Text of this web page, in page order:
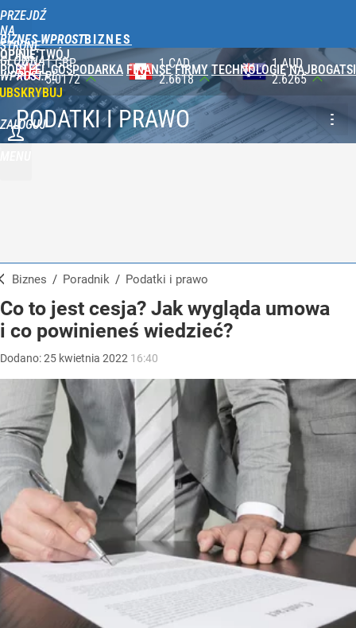
PRZEJDŹ
NA
STRONĘ
GŁÓWNĄ
WPROST.PL
BIZNES WPROST
OPINIE TWÓJ
PORTFEL GOSPODARKA FINANSE FIRMY TECHNOLOGIE NAJBOGATSI
ZALOGUJ
1 CAD
2.6618
1 AUD
2.6265
100 JPY
2.3565
PODATKI I PRAWO
Biznes / Poradnik / Podatki i prawo
Co to jest cesja? Jak wygląda umowa
i co powinieneś wiedzieć?
Dodano:25 kwietnia 2022 16:40